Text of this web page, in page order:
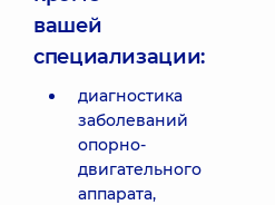
вашей
специализации:
диагностика
заболеваний
опорно-
двигательного
аппарата,